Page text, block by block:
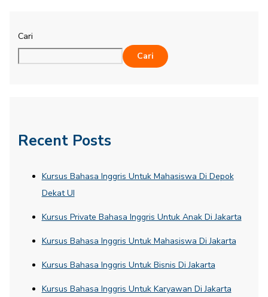
Cari
Cari
Recent Posts
Kursus Bahasa Inggris Untuk Mahasiswa Di Depok
Dekat UI
Kursus Private Bahasa Inggris Untuk Anak Di Jakarta
Kursus Bahasa Inggris Untuk Mahasiswa Di Jakarta
Kursus Bahasa Inggris Untuk Bisnis Di Jakarta
Kursus Bahasa Inggris Untuk Karyawan Di Jakarta